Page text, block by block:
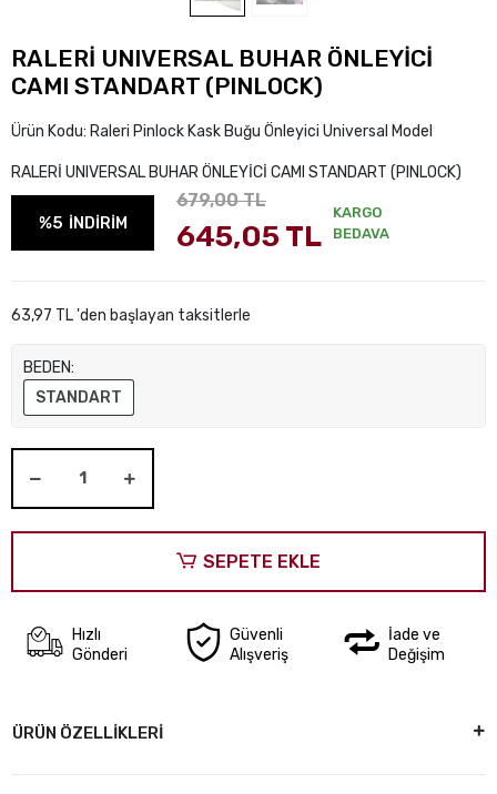
RALERİ UNIVERSAL BUHAR ÖNLEYİCİ
CAMI STANDART (PINLOCK)
Ürün Kodu: Raleri Pinlock Kask Buğu Önleyici Universal Model
RALERİ UNIVERSAL BUHAR ÖNLEYİCİ CAMI STANDART (PINLOCK)
%5 İNDİRİM
679,00 TL
645,05 TL
KARGO
BEDAVA
63,97 TL 'den başlayan taksitlerle
BEDEN:
STANDART
SEPETE EKLE
Hızlı
Gönderi
Güvenli
Alışveriş
İade ve
Değişim
ÜRÜN ÖZELLİKLERİ